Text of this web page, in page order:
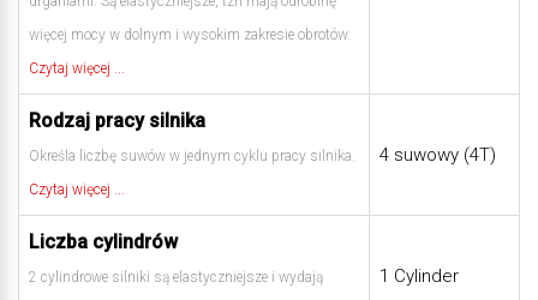
więcej mocy w dolnym i wysokim zakresie obrotów.
Czytaj więcej ...
Rodzaj pracy silnika
Określa liczbę suwów w jednym cyklu pracy silnika.
Czytaj więcej ...
4 suwowy (4T)
Liczba cylindrów
2 cylindrowe silniki są elastyczniejsze i wydają
1 Cylinder